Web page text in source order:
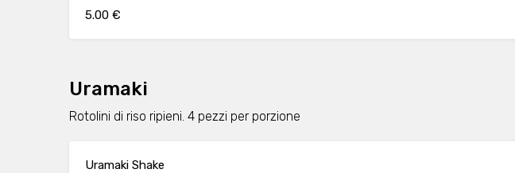
5.00 €
Uramaki
Rotolini di riso ripieni. 4 pezzi per porzione
Uramaki Shake